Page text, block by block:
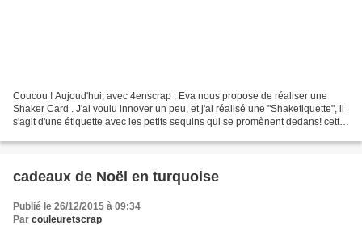
Coucou ! Aujoud'hui, avec 4enscrap , Eva nous propose de réaliser une
Shaker Card . J'ai voulu innover un peu, et j'ai réalisé une "Shaketiquette", il
s'agit d'une étiquette avec les petits sequins qui se promènent dedans! cette
cadeaux de Noël en turquoise
Publié le 26/12/2015 à 09:34
Par couleuretscrap